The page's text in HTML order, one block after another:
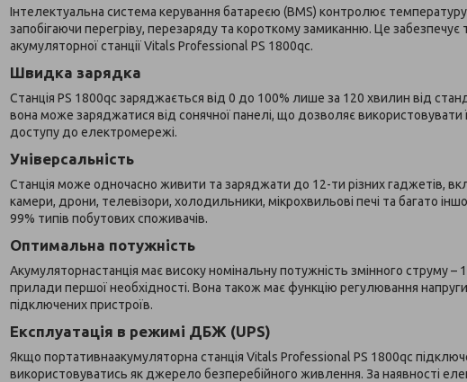
Інтелектуальна система керування батареєю (BMS) контролює
запобігаючи перегріву, перезаряду та короткому замиканню. Це забезпечує
акумуляторної станції Vitals Professional PS 1800qc.
Швидка зарядка
Станція PS 1800qc заряджається від 0 до 100% лише за 120 хвилин від
вона може заряджатися від сонячної панелі, що дозволяє використовувати
доступу до електромережі.
Універсальність
Станція може одночасно живити та заряджати до 12-ти різних гаджетів,
камери, дрони, телевізори, холодильники, мікрохвильові печі та багато
99% типів побутових споживачів.
Оптимальна потужність
Акумуляторнастанція має високу номінальну потужність змінного струму
прилади першої необхідності. Вона також має функцію регулювання
підключених пристроїв.
Експлуатація в режимі ДБЖ (UPS)
Якщо портативнаакумуляторна станція Vitals Professional PS 1800qc
використовуватись як джерело безперебійного живлення. За наявності